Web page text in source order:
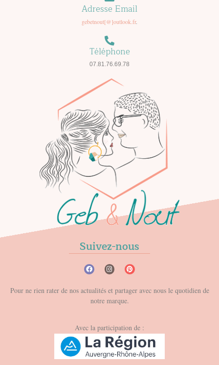
Adresse Email
gebetnout[@]outlook.fr.
Téléphone
07.81.76.69.78
Suivez-nous
Pour ne rien rater de nos actualités et partager avec nous le quotidien de
notre marque.
Avec la participation de :